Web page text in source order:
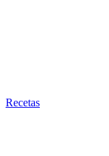
Recetas